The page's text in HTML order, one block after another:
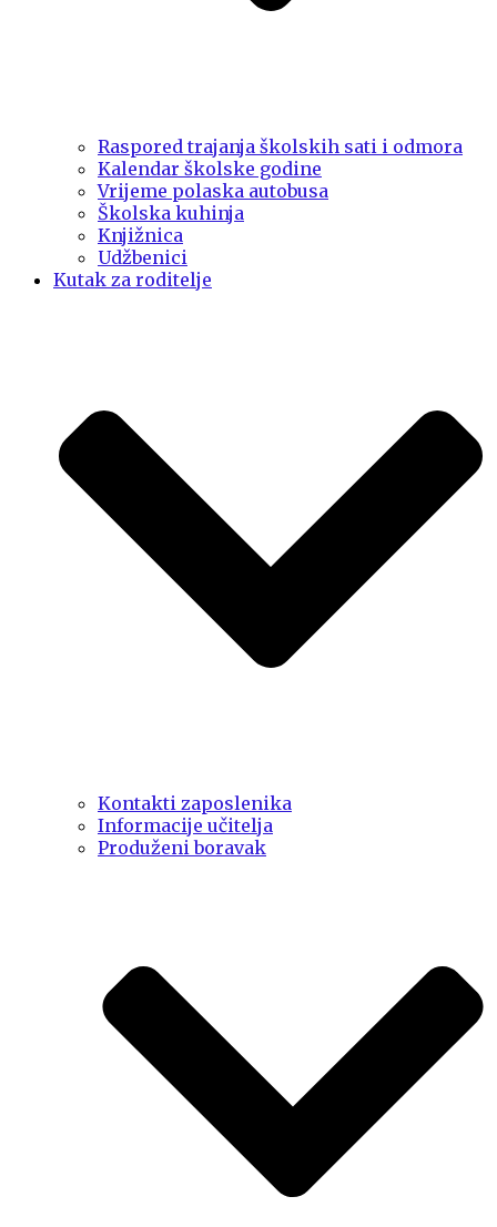
Raspored trajanja školskih sati i odmora
Kalendar školske godine
Vrijeme polaska autobusa
Školska kuhinja
Knjižnica
Udžbenici
Kutak za roditelje
Kontakti zaposlenika
Informacije učitelja
Produženi boravak